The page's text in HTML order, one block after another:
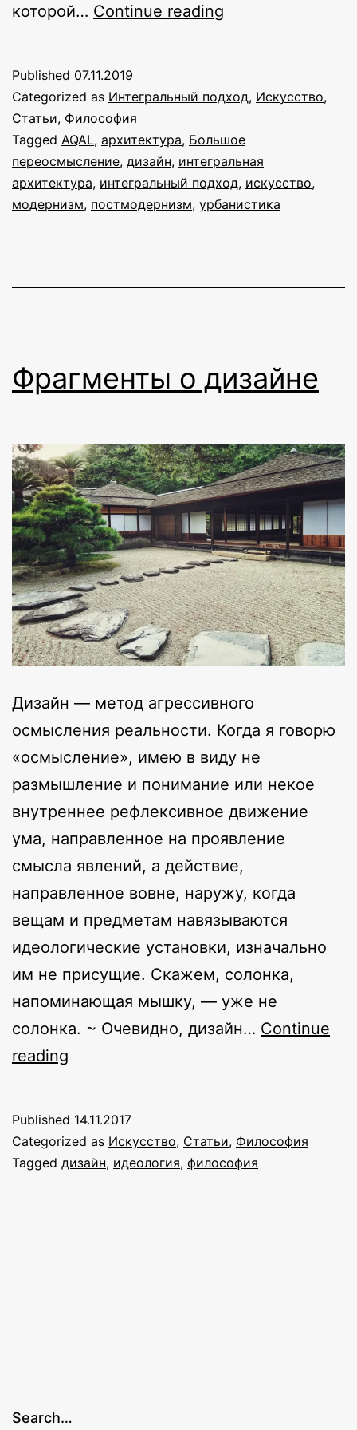
которой… Continue reading
архитектуры
Published 07.11.2019
Categorized as Интегральный подход, Искусство,
Статьи, Философия
Tagged AQAL, архитектура, Большое
переосмысление, дизайн, интегральная
архитектура, интегральный подход, искусство,
модернизм, постмодернизм, урбанистика
Фрагменты о дизайне
Дизайн — метод агрессивного
осмысления реальности. Когда я говорю
«осмысление», имею в виду не
размышление и понимание или некое
внутреннее рефлексивное движение
ума, направленное на проявление
смысла явлений, а действие,
направленное вовне, наружу, когда
вещам и предметам навязываются
идеологические установки, изначально
им не присущие. Скажем, солонка,
напоминающая мышку, — уже не
солонка. ~ Очевидно, дизайн… Continue
reading
Published 14.11.2017
Categorized as Искусство, Статьи, Философия
Tagged дизайн, идеология, философия
Search…